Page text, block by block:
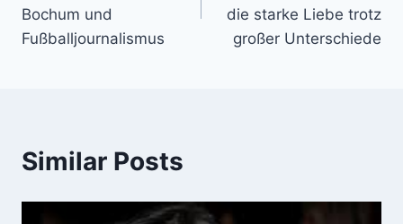
Bochum und
Fußballjournalismus
die starke Liebe trotz
großer Unterschiede
Similar Posts